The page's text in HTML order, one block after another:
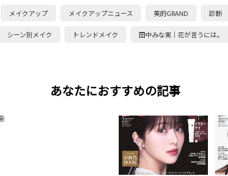
メイクアップ メイクアップニュース 美的GRAND 診断
シーン別メイク トレンドメイク 田中みな実｜花が言うには。
あなたにおすすめの記事